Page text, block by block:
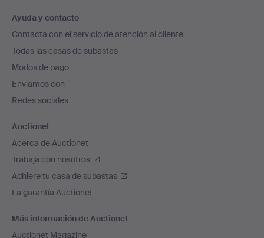
en
el
pie
de
página
Ayuda y contacto
Contacta con el servicio de atención al cliente
Todas las casas de subastas
Modos de pago
Enviamos con
Redes sociales
Auctionet
Acerca de Auctionet
Trabaja con nosotros
Adhiere tu casa de subastas
La garantía Auctionet
Más información de Auctionet
Auctionet Magazine